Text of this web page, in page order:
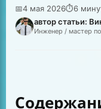
📅4 мая 2026⏱6
автор статьи:
Инженер / мастер